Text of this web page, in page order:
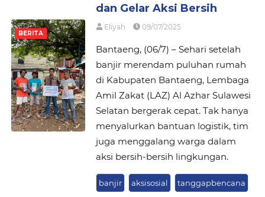
BERITA
dan Gelar Aksi Bersih
Eliyah 09/07/2025
Bantaeng, (06/7) – Sehari setelah
banjir merendam puluhan rumah
di Kabupaten Bantaeng, Lembaga
Amil Zakat (LAZ) Al Azhar Sulawesi
Selatan bergerak cepat. Tak hanya
menyalurkan bantuan logistik, tim
juga menggalang warga dalam
aksi bersih-bersih lingkungan.
banjir aksisosial tanggapbencana